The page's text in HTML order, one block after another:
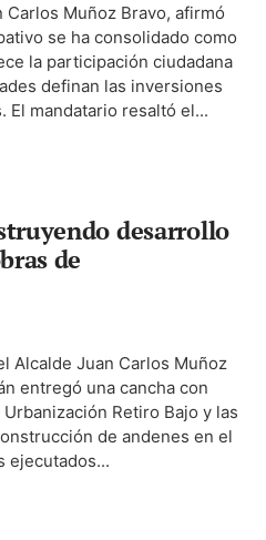
Carlos Muñoz Bravo, afirmó
se ha consolidado como
la participación ciudadana
definan las inversiones
El mandatario resaltó el...
desarrollo
de
Alcalde Juan Carlos Muñoz
entregó una cancha con
Retiro Bajo y las
de andenes en el
ejecutados...